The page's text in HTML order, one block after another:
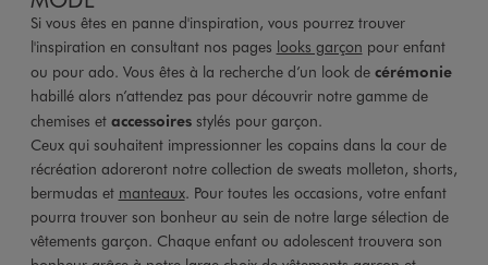
Si vous êtes en panne d'inspiration, vous pourrez trouver
l'inspiration en consultant nos pages looks garçon pour enfant
ou pour ado. Vous êtes à la recherche d’un look de cérémonie
habillé alors n’attendez pas pour découvrir notre gamme de
chemises et accessoiresstylés pour garçon.
Ceux qui souhaitent impressionner les copains dans la cour de
récréation adoreront notre collection de sweats molleton, shorts,
bermudas et manteaux. Pour toutes les occasions, votre enfant
pourra trouver son bonheur au sein de notre large sélection de
vêtements garçon. Chaque enfant ou adolescent trouvera son